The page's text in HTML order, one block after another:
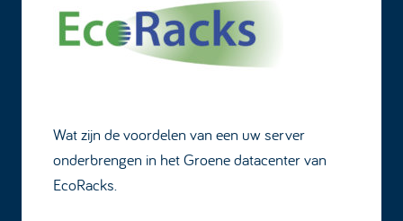
Wat zijn de voordelen van een uw server
onderbrengen in het Groene datacenter van
EcoRacks.